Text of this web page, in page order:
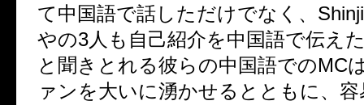
て中国語で話しただけでなく、 Shinji
やの3人も自己紹介を中国語で伝え
と聞きとれる彼らの中国語でのMC
ァンを大いに湧かせるとともに、